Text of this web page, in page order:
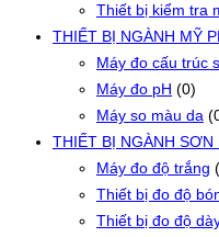
Thiết bị kiểm tra
THIẾT BỊ NGÀNH MỸ
Máy đo cấu trúc
Máy đo pH (0)
Máy so màu da
THIẾT BỊ NGÀNH SƠN
Máy đo độ trắng
Thiết bị đo độ
Thiết bị đo độ